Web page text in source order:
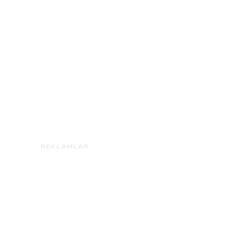
REKLAMLAR